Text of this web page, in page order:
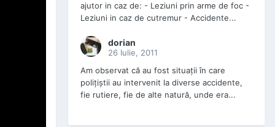
ajutor in caz de: - Leziuni prin arme de foc -
Leziuni in caz de cutremur - Accidente...
dorian
26 Iulie, 2011
Am observat că au fost situații în care
polițiștii au intervenit la diverse accidente,
fie rutiere, fie de alte natură, unde era...